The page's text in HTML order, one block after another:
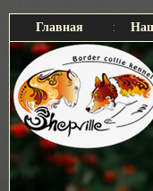
Главная